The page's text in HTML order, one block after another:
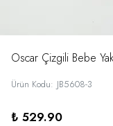
Oscar Çizgili Bebe
Ürün Kodu: JB5608-3
₺ 529.90